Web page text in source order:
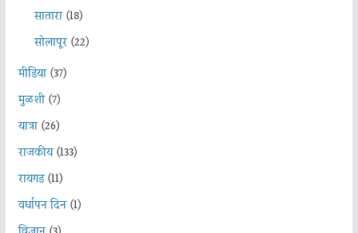
सातारा(18)
सोलापूर(22)
मीडिया(37)
मुळशी(7)
यात्रा(26)
राजकीय(133)
रायगड(11)
वर्धापन दिन(1)